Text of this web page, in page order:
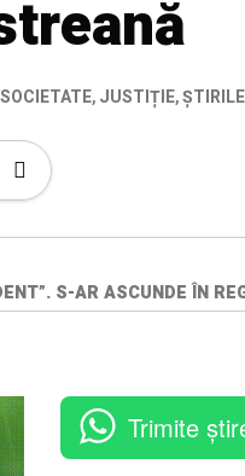
SOCIETATE,JUSTIȚIE,
S-AR ASCUNDE ÎN
Trimite